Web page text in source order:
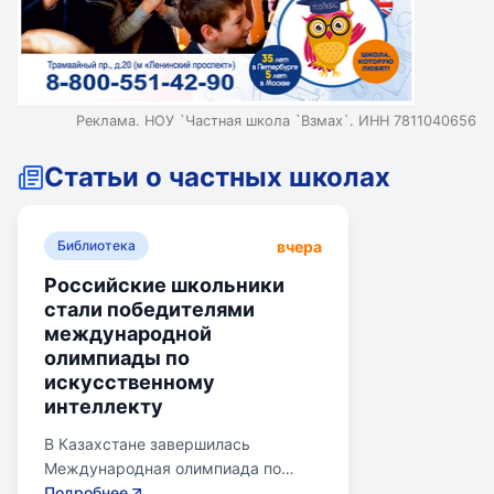
Реклама. НОУ `Частная школа `Взмах`. ИНН 7811040656
Статьи о частных школах
Библиотека вчера
Российские школьники
стали победителями
международной
олимпиады по
искусственному
интеллекту
В Казахстане завершилась
Международная олимпиада по